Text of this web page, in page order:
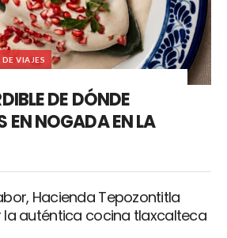
VIAJES
DE DÓNDE
EN NOGADA EN LA
Hacienda Tepozontitla
la auténtica cocina tlaxcalteca